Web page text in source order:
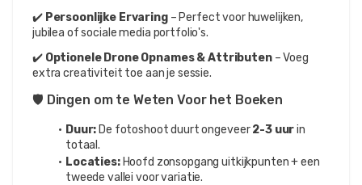
✔️ Persoonlijke Ervaring – Perfect voor huwelijken,
jubilea of sociale media portfolio's.
✔️ Optionele Drone Opnames & Attributen – Voeg
extra creativiteit toe aan je sessie.
🛡️ Dingen om te Weten Voor het Boeken
Duur: De fotoshoot duurt ongeveer 2-3 uur in
totaal.
Locaties: Hoofd zonsopgang uitkijkpunten + een
tweede vallei voor variatie.